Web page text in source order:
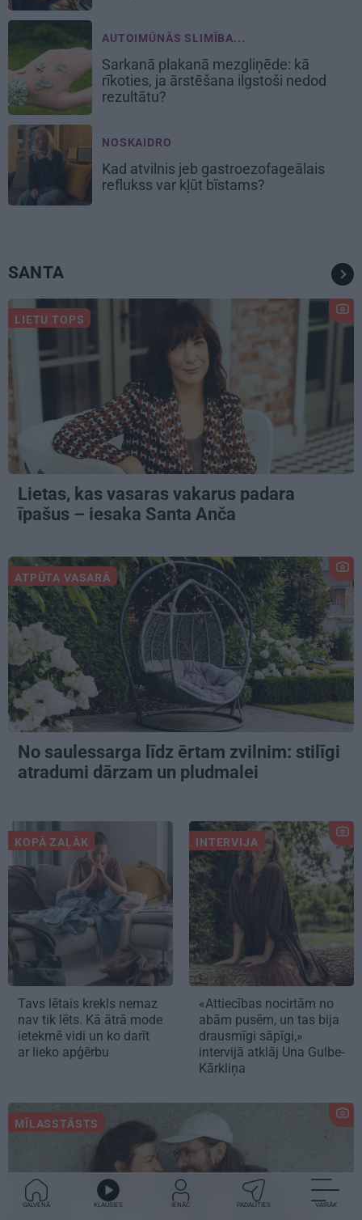
AUTOIMŪNĀS SLIMĪBA...
Sarkanā plakanā mezgliņēde: kā
rīkoties, ja ārstēšana ilgstoši nedod
rezultātu?
NOSKAIDRO
Kad atvilnis jeb gastroezofageālais
reflukss var kļūt bīstams?
SANTA
LIETU TOPS
Lietas, kas vasaras vakarus padara
īpašus – iesaka Santa Anča
ATPŪTA VASARĀ
No saulessarga līdz ērtam zvilnim: stilīgi
atradumi dārzam un pludmalei
KOPĀ ZAĻĀK
Tavs lētais krekls nemaz
nav tik lēts. Kā ātrā mode
ietekmē vidi un ko darīt
ar lieko apģērbu
INTERVIJA
«Attiecības nocirtām no
abām pusēm, un tas bija
drausmīgi sāpīgi,»
intervijā atklāj Una Gulbe-
Kārkliņa
MĪLASSTĀSTS
GALVENĀ KLAUSIES IENĀC PADALĪTIES VAIRĀK